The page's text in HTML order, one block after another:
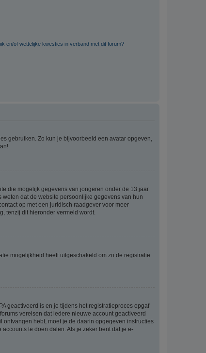
en/of wettelijke kwesties in verband met dit forum?
gebruiken. Zo kun je bijvoorbeeld een avatar opgeven,
die mogelijk gegevens van jongeren onder de 13 jaar
dat de website persoonlijke gegevens van hun
op met een juridisch raadgever voor meer
tenzij dit hieronder vermeld wordt.
mogelijkheid heeft uitgeschakeld om zo de registratie
geactiveerd is en je tijdens het registratieproces opgaf
vereisen dat iedere nieuwe account geactiveerd
hebt, moet je de daarin opgegeven instructies
te doen dalen. Als je zeker bent dat je e-